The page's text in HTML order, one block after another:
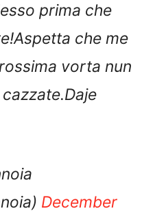
prima che
che me
vorta nun
December